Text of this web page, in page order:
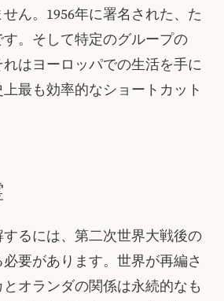
ん。1956年に署名された、た
。そして特定のグループの
はヨーロッパでの生活を手に
最も効率的なショートカット
るには、第二次世界大戦後の
要があります。世界が再編さ
オランダの関係は永続的なも